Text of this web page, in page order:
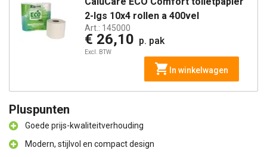
2-lgs 10x4 rollen a 400vel
Art.: 145000
€ 26,10 p. pak
Excl. BTW
In winkelwagen
Pluspunten
Goede prijs-kwaliteitverhouding
Modern, stijlvol en compact design